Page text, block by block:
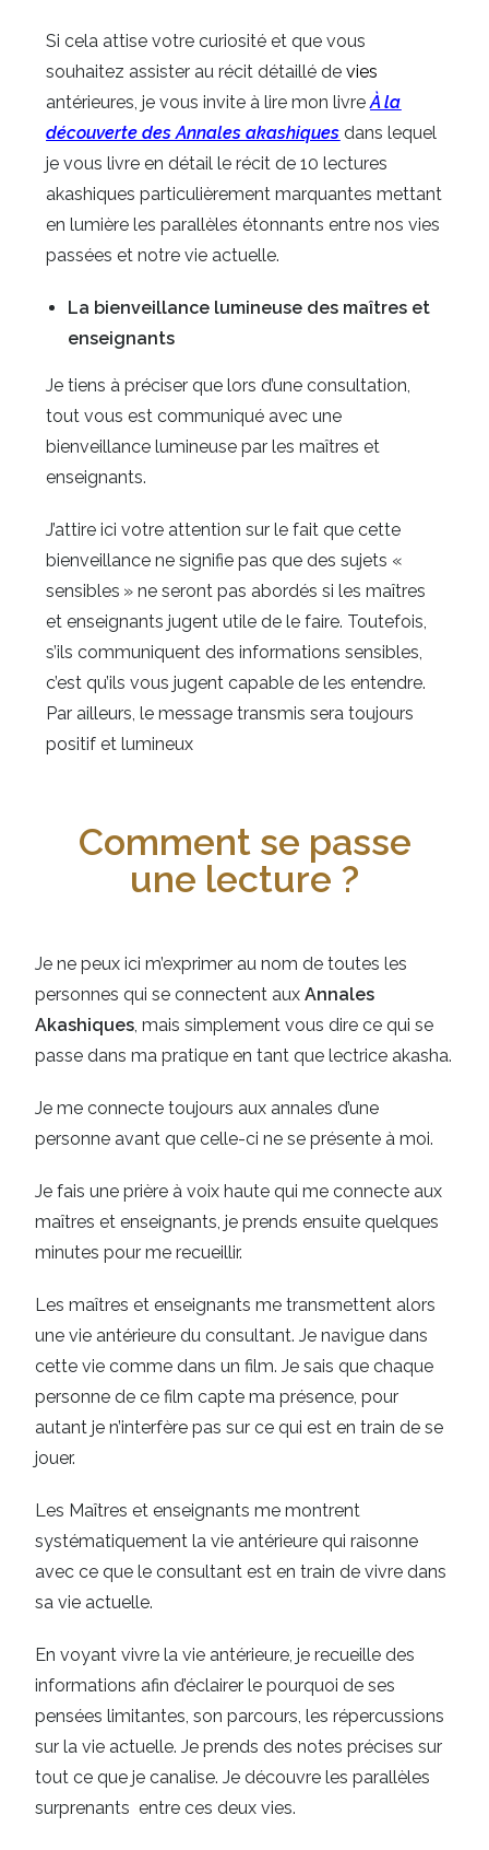
Si cela attise votre curiosité et que vous
souhaitez assister au récit détaillé devies
antérieures, je vous invite à lire mon livreÀ la
découverte des Annales akashiques dans lequel
je vous livre en détail le récit de 10 lectures
akashiques particulièrement marquantes mettant
en lumière les parallèles étonnants entre nos vies
passées et notre vie actuelle.
La bienveillance lumineuse des maîtres et
enseignants
Je tiens à préciser que lors d’une consultation,
tout vous est communiqué avec une
bienveillance lumineuse par les maîtres et
enseignants.
J’attire ici votre attention sur le fait que cette
bienveillance ne signifie pas que des sujets «
sensibles » ne seront pas abordés si les maîtres
et enseignants jugent utile de le faire. Toutefois,
s’ils communiquent des informations sensibles,
c’est qu’ils vous jugent capable de les entendre.
Par ailleurs, le message transmis sera toujours
positif et lumineux
Comment se passe
une lecture ?
Je ne peux ici m’exprimer au nom de toutes les
personnes qui se connectent auxAnnales
Akashiques , mais simplement vous dire ce qui se
passe dans ma pratique en tant que lectrice akasha.
Je me connecte toujours aux annales d’une
personne avant que celle-ci ne se présente à moi.
Je fais une prière à voix haute qui me connecte aux
maîtres et enseignants, je prends ensuite quelques
minutes pour me recueillir.
Les maîtres et enseignants me transmettent alors
une vie antérieure du consultant. Je navigue dans
cette vie comme dans un film. Je sais que chaque
personne de ce film capte ma présence, pour
autant je n’interfère pas sur ce qui est en train de se
jouer.
Les Maîtres et enseignants me montrent
systématiquement la vie antérieure qui raisonne
avec ce que le consultant est en train de vivre dans
sa vie actuelle.
En voyant vivre la vie antérieure, je recueille des
informations afin d’éclairer le pourquoi de ses
pensées limitantes, son parcours, les répercussions
sur la vie actuelle. Je prends des notes précises sur
tout ce que je canalise. Je découvre les parallèles
surprenants entre ces deux vies.